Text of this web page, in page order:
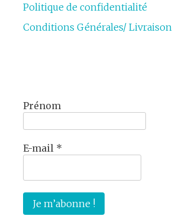
Politique de confidentialité
Conditions Générales/ Livraison
Prénom
E-mail *